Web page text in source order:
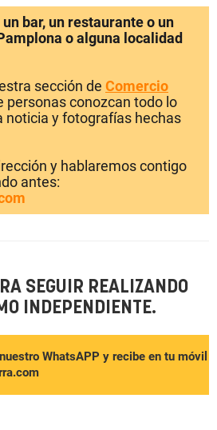
bar, un restaurante o un
o alguna localidad
sección de Comercio
personas conozcan todo lo
noticia y fotografías hechas
y hablaremos contigo
antes:
SEGUIR REALIZANDO
INDEPENDIENTE.
WhatsAPP y recibe en tu móvil